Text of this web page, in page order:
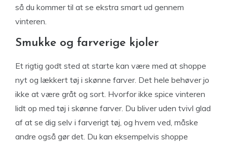
så du kommer til at se ekstra smart ud gennem
vinteren.
Smukke og farverige kjoler
Et rigtig godt sted at starte kan være med at shoppe
nyt og lækkert tøj i skønne farver. Det hele behøver jo
ikke at være gråt og sort. Hvorfor ikke spice vinteren
lidt op med tøj i skønne farver. Du bliver uden tvivl glad
af at se dig selv i farverigt tøj, og hvem ved, måske
andre også gør det. Du kan eksempelvis shoppe